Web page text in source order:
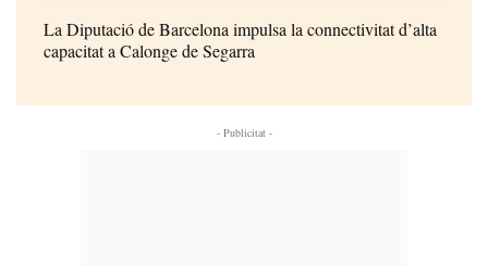
La Diputació de Barcelona impulsa la connectivitat d’alta
capacitat a Calonge de Segarra
- Publicitat -